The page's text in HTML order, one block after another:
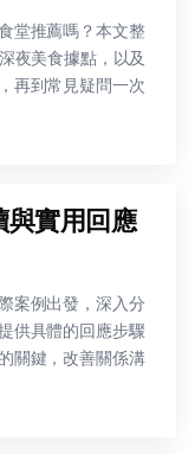
堂推薦嗎？本文整
夜美食據點，以及
再到常見疑問一次
與實用回應
案例出發，深入分
供具體的回應步驟
關鍵，改善關係溝